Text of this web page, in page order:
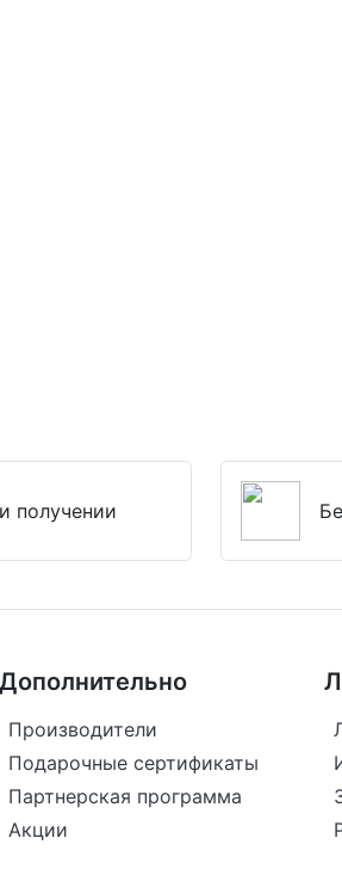
получении
Дополнительно
Производители
Подарочные сертификаты
Партнерская программа
Акции